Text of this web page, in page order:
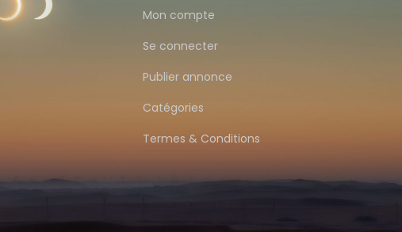
Mon compte
Se connecter
Publier annonce
Catégories
Termes & Conditions